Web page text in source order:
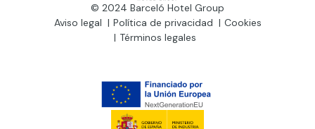
© 2024 Barceló Hotel Group
Aviso legal
Política de privacidad
Cookies
Términos legales